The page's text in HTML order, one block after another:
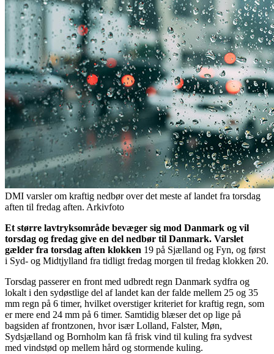
DMI varsler om kraftig nedbør over det meste af landet fra torsdag
aften til fredag aften. Arkivfoto
Et større lavtryksområde bevæger sig mod Danmark og vil
torsdag og fredag give en del nedbør til Danmark. Varslet
gælder fra torsdag aften klokken 19 på Sjælland og Fyn, og først
i Syd- og Midtjylland fra tidligt fredag morgen til fredag klokken 20.
Torsdag passerer en front med udbredt regn Danmark sydfra og
lokalt i den sydøstlige del af landet kan der falde mellem 25 og 35
mm regn på 6 timer, hvilket overstiger kriteriet for kraftig regn, som
er mere end 24 mm på 6 timer. Samtidig blæser det op lige på
bagsiden af frontzonen, hvor især Lolland, Falster, Møn,
Sydsjælland og Bornholm kan få frisk vind til kuling fra sydvest
med vindstød op mellem hård og stormende kuling.